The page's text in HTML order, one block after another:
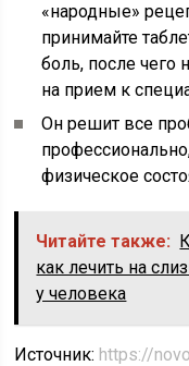
«народные»
принимайте
боль, после чего
на прием к
Он решит все
физическое
Читайте также:
как лечить на
у человека
Источник: https://